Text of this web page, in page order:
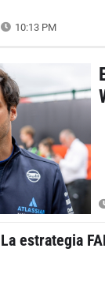
10:13 PM
La estrategia